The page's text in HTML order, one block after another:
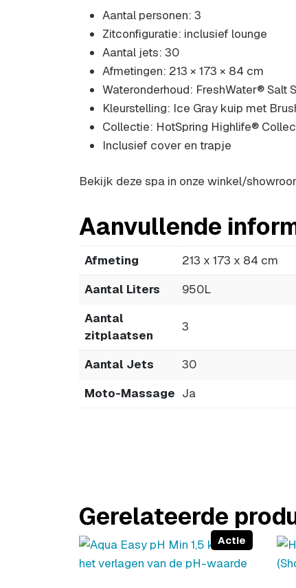
Aantal personen: 3
Zitconfiguratie: inclusief lounge
Aantal jets: 30
Afmetingen: 213 × 173 × 84 cm
Wateronderhoud: FreshWater® Salt
Kleurstelling: Ice Gray kuip met
Collectie: HotSpring Highlife®
Inclusief cover en trapje
Bekijk deze spa in onze winkel/
Aanvullende
Afmeting
213 x 173 x 84 cm
Aantal Liters
950L
Aantal
zitplaatsen
3
Aantal Jets
30
Moto-Massage Ja
Gerelateerde
Actie